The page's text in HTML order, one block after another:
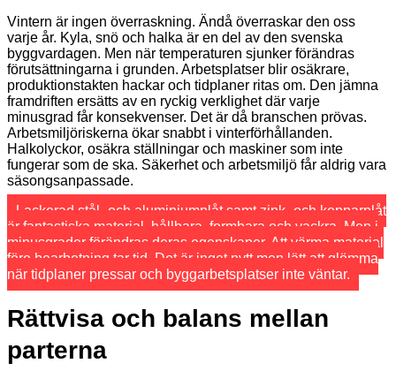
Vintern är ingen överraskning. Ändå överraskar den oss
varje år. Kyla, snö och halka är en del av den svenska
byggvardagen. Men när temperaturen sjunker förändras
förutsättningarna i grunden. Arbetsplatser blir osäkrare,
produktionstakten hackar och tidplaner ritas om. Den jämna
framdriften ersätts av en ryckig verklighet där varje
minusgrad får konsekvenser. Det är då branschen prövas.
Arbetsmiljöriskerna ökar snabbt i vinterförhållanden.
Halkolyckor, osäkra ställningar och maskiner som inte
fungerar som de ska. Säkerhet och arbetsmiljö får aldrig vara
säsongsanpassade.
Lackerad stål- och aluminiumplåt samt zink- och kopparplåt
är fantastiska material, hållbara, formbara och vackra. Men i
minusgrader förändras deras egenskaper. Att värma material
före bearbetning tar tid. Det är inget nytt men lätt att glömma
när tidplaner pressar och byggarbetsplatser inte väntar.
Rättvisa och balans mellan
parterna